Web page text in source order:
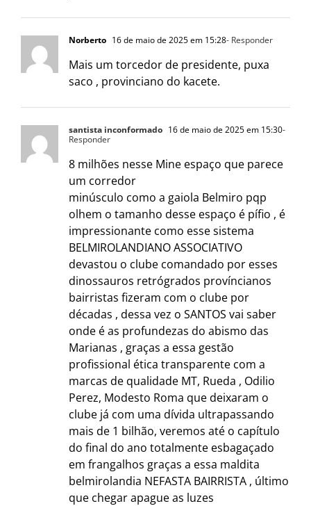
Norberto 16 de maio de 2025 em 15:28- Responder
Mais um torcedor de presidente, puxa
saco , provinciano do kacete.
santista inconformado 16 de maio de 2025 em 15:30-
Responder
8 milhões nesse Mine espaço que parece
um corredor
minúsculo como a gaiola Belmiro pqp
olhem o tamanho desse espaço é pífio , é
impressionante como esse sistema
BELMIROLANDIANO ASSOCIATIVO
devastou o clube comandado por esses
dinossauros retrógrados províncianos
bairristas fizeram com o clube por
décadas , dessa vez o SANTOS vai saber
onde é as profundezas do abismo das
Marianas , graças a essa gestão
profissional ética transparente com a
marcas de qualidade MT, Rueda , Odilio
Perez, Modesto Roma que deixaram o
clube já com uma dívida ultrapassando
mais de 1 bilhão, veremos até o capítulo
do final do ano totalmente esbagaçado
em frangalhos graças a essa maldita
belmirolandia NEFASTA BAIRRISTA , último
que chegar apague as luzes